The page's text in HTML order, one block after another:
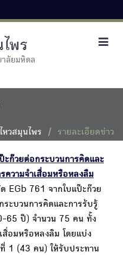
พร
ลัยมหิดล
หวสมุนไพร รายละเอียดข่าว
ะก๊วยต่อกระบวนการคิดและ
ความจำเสื่อมหรือหลงลืม
EGb 761 จากใบแป๊ะก๊วย
ะบวนการคิดและการรับรู้
65 ปี) จำนวน 75 คน ทั้ง
สื่อมหรือหลงลืม โดยแบ่ง
1 (43 คน) ให้รับประทาน